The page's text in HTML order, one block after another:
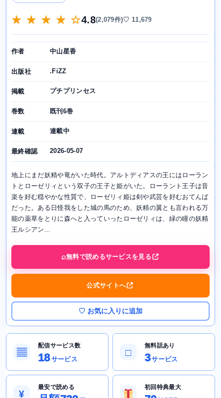
★ ★ ★ ★ ☆4.8(2,079件)♡ 11,679
作者 中山星香
出版社 .FiZZ
掲載 プチプリンセス
巻数 既刊6巻
連載 連載中
最終確認 2026-05-07
地上にまだ妖精や竜がいた時代。アルトディアスの王にはローラン
トとローゼリィという双子の王子と姫がいた。ローラント王子は音
楽を好む穏やかな性質で、ローゼリィ姫は剣や武芸を好むおてんば
だった。ある日怪我をした城の馬のため、妖精の翼とも言われる万
能の薬草をとりに森へと入っていったローゼリィは、緑の瞳の妖精
王ルシアン...
無料で読めるサービスを見る
公式サイトへ
♡ お気に入りに追加
▤
配信サービス数
18サービス
□
無料話あり
3サービス
¥
最安で読める 初回特典最大